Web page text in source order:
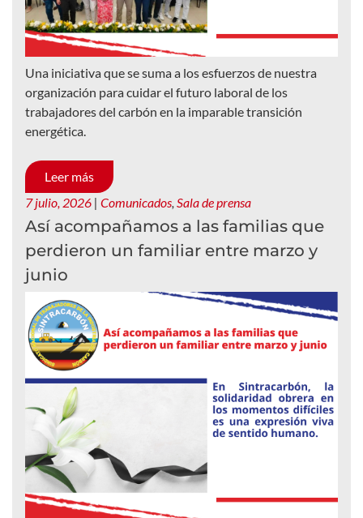
Una iniciativa que se suma a los esfuerzos de nuestra
organización para cuidar el futuro laboral de los
trabajadores del carbón en la imparable transición
energética.
Leer más
7 julio, 2026 | Comunicados, Sala de prensa
Así acompañamos a las familias que
perdieron un familiar entre marzo y
junio